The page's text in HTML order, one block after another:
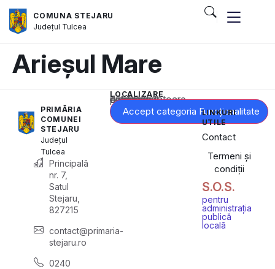
COMUNA STEJARU
Județul Tulcea
Arieșul Mare
PRIMĂRIA
COMUNEI
STEJARU
Județul
Tulcea
Principală
nr. 7,
Satul
Stejaru,
827215
contact@primaria-
stejaru.ro
0240
LOCALIZARE
Acest conținut este blocat până când acceptați categoria corespunzătoare de cookie-uri.
Accept categoria Funcționalitate
LINKURI
UTILE
Contact
Termeni și
condiții
S.O.S.
pentru
administrația
publică
locală